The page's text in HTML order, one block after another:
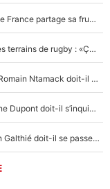
Mis de côté par Fabien Galthié, un joueur du XV de France partage sa frustration : «ils ne me l’ont pas dit tout de suite»
La raison d'être de Matthieu Jalibert en dehors des terrains de rugby : «Ça m'atteint autant que si tu touches à un membre de ma famille»
XV de France - Matthieu Jalibert a tout changé : Romain Ntamack doit-il s’inquiéter pour sa place à un an de la Coupe du monde ?
«Le XV de France est meilleur avec Lucu» : Antoine Dupont doit-il s’inquiéter pour sa place ?
Le XV de France a trouvé son remplaçant : Fabien Galthié doit-il se passer d'Antoine Dupont ?